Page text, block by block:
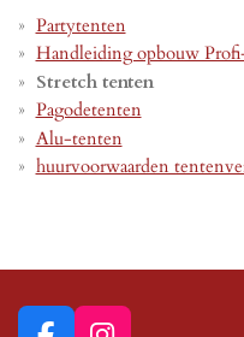
Partytenten
Handleiding opbouw
Stretch tenten
Pagodetenten
Alu-tenten
huurvoorwaarden